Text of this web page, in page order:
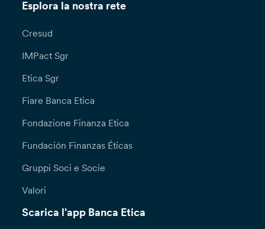
Esplora la nostra rete
Cresud
IMPact Sgr
Etica Sgr
Fiare Banca Etica
Fondazione Finanza Etica
Fundación Finanzas Éticas
Gruppi Soci e Socie
Valori
Scarica l'app Banca Etica